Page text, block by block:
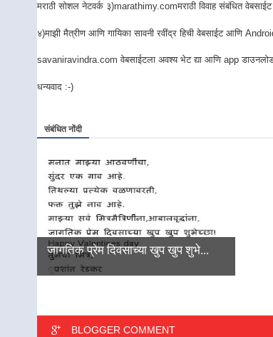
मराठी सोशल नेटवर्क ३)marathimy.comमराठी विवाह संबंधित वेबसाईट
४)माझी मैत्रीण आणि गायिका सावनी रवींद्र हिची वेबसाईट आणि
savaniravindra.com वेबसाईटला अवश्य भेट द्या आणि app डाउनलोड
धन्यवाद :-)
संबंधित नोंदी
जागतिक प्रेम दिवसाच्या खुप खुप शुभे...
BLOGGER COMMENT